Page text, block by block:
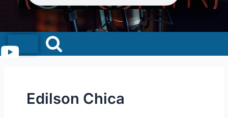
Menu
Edilson Chica